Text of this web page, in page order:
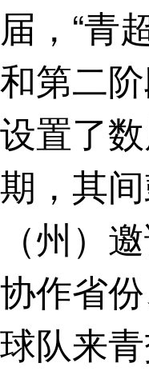
届，“青
和第二
设置了
期，其
（州）
协作省
球队来青